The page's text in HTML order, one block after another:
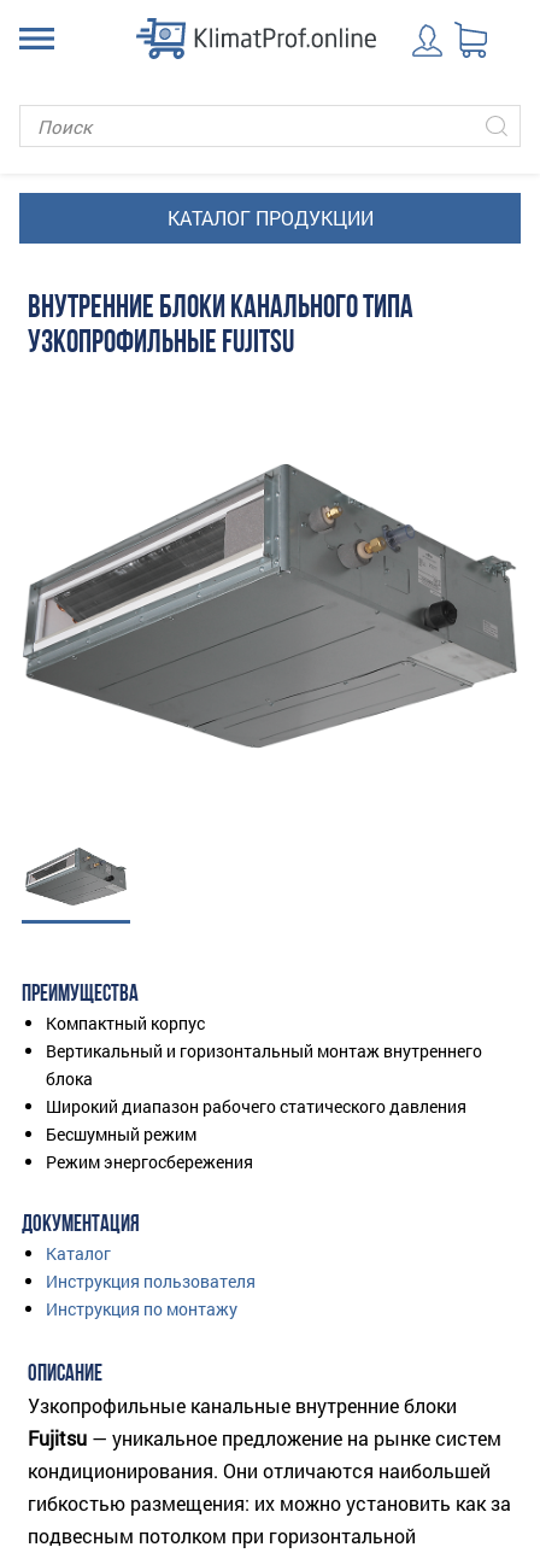
ВНУТРЕННИЕ БЛОКИ КАНАЛЬНОГО ТИПА
УЗКОПРОФИЛЬНЫЕ FUJITSU
ПРЕИМУЩЕСТВА
Компактный корпус
Вертикальный и горизонтальный монтаж внутреннего
блока
Широкий диапазон рабочего статического давления
Бесшумный режим
Режим энергосбережения
ДОКУМЕНТАЦИЯ
Каталог
Инструкция пользователя
Инструкция по монтажу
ОПИСАНИЕ
Узкопрофильные канальные внутренние блоки
Fujitsu — уникальное предложение на рынке систем
кондиционирования. Они отличаются наибольшей
гибкостью размещения: их можно установить как за
подвесным потолком при горизонтальной